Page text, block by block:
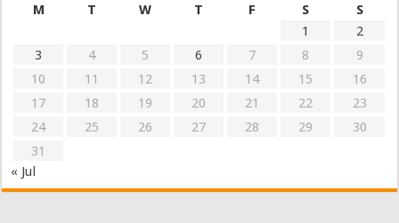
M
T W T F S
S
1
2
3
4 5 6 7 8
9
10
11 12 13 14 15
16
17
18 19 20 21 22
23
24
25 26 27 28 29
30
31
« Jul